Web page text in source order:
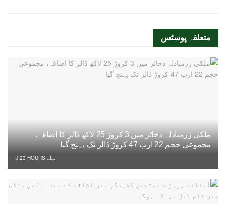
متعلقہ پوسٹس
ملکی زرمبادلہ ذخائر میں 3 کروڑ 25 لاکھ ڈالر کا اضافہ،
مجموعی حجم 22 ارب 47 کروڑ ڈالر تک پہنچ گیا
23 HOURS پہلے